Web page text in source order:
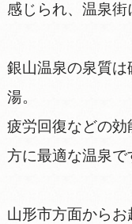
感じられ、温泉街
銀山温泉の泉質
湯。
疲労回復などの
方に最適な温泉で
山形市方面から